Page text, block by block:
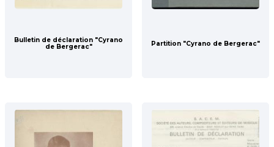
Bulletin de déclaration "Cyrano
de Bergerac"
Partition "Cyrano de Bergerac"